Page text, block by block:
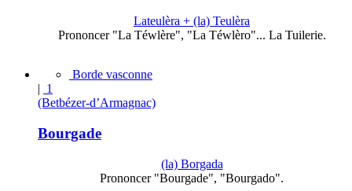
Lateulèra + (la) Teulèra
Prononcer "La Téwlère", "La Téwlèro"... La Tuilerie.
Borde vasconne
| 1
(Betbézer-d’Armagnac)
Bourgade
(la) Borgada
Prononcer "Bourgade", "Bourgado".